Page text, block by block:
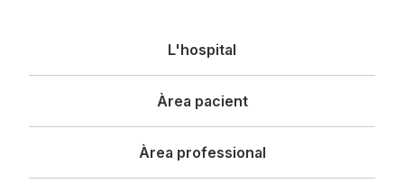
principal
L'hospital
Àrea pacient
Àrea professional